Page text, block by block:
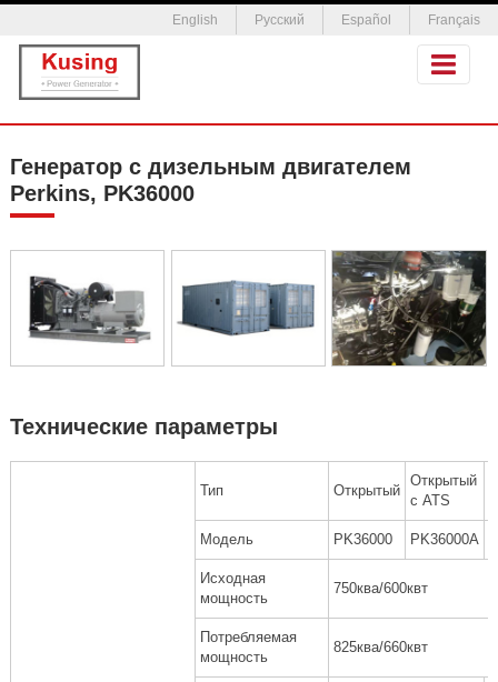
English Русский Español Français
Генератор с дизельным двигателем
Perkins, PK36000
Технические параметры
Тип Открытый
Открытый
с ATS
Модель PK36000 PK36000A
Исходная
мощность
750ква/600квт
Потребляемая
мощность
825ква/660квт